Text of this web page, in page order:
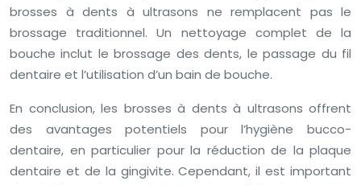
brosses à dents à ultrasons ne remplacent pas le
brossage traditionnel. Un nettoyage complet de la
bouche inclut le brossage des dents, le passage du fil
dentaire et l’utilisation d’un bain de bouche.
En conclusion, les brosses à dents à ultrasons offrent
des avantages potentiels pour l’hygiène bucco-
dentaire, en particulier pour la réduction de la plaque
dentaire et de la gingivite. Cependant, il est important